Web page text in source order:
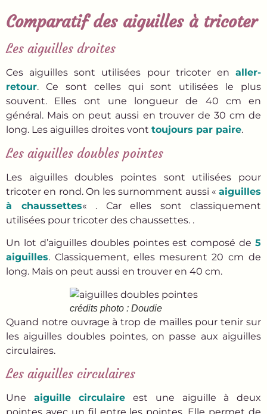
Comparatif des aiguilles à tricoter
Les aiguilles droites
Ces aiguilles sont utilisées pour tricoter en aller-
retour. Ce sont celles qui sont utilisées le plus
souvent. Elles ont une longueur de 40 cm en
général. Mais on peut aussi en trouver de 30 cm de
long. Les aiguilles droites vont toujours par paire.
Les aiguilles doubles pointes
Les aiguilles doubles pointes sont utilisées pour
tricoter en rond. On les surnomment aussi « aiguilles
à chaussettes« . Car elles sont classiquement
utilisées pour tricoter des chaussettes. .
Un lot d’aiguilles doubles pointes est composé de 5
aiguilles. Classiquement, elles mesurent 20 cm de
long. Mais on peut aussi en trouver en 40 cm.
crédits photo : Doudie
Quand notre ouvrage à trop de mailles pour tenir sur
les aiguilles doubles pointes, on passe aux aiguilles
circulaires.
Les aiguilles circulaires
Une aiguille circulaire est une aiguille à deux